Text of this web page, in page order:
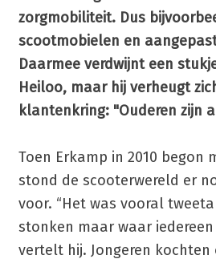
zorgmobiliteit. Dus
scootmobielen en
Daarmee verdwijnt een
Heiloo, maar hij verheugt
klantenkring: "Ouderen zijn
Toen Erkamp in 2010 begon
stond de scooterwereld er
voor. “Het was vooral
stonken maar waar
vertelt hij. Jongeren kochten